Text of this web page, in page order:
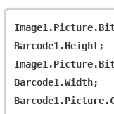
Barcode1.Height;
Barcode1.Width;